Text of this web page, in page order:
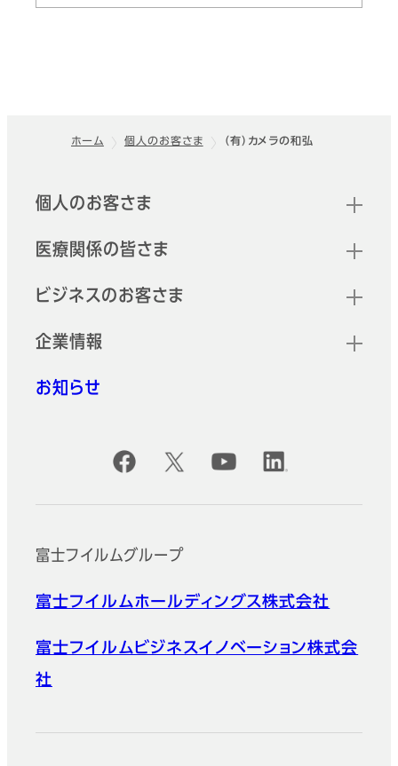
ホーム 個人のお客さま （有）カメラの和弘
クイックリンク
個人のお客さま
医療関係の皆さま
ビジネスのお客さま
企業情報
お知らせ
公式SNSアカウント
富士フイルムグループ
富士フイルムホールディングス株式会社
富士フイルムビジネスイノベーション株式会
社